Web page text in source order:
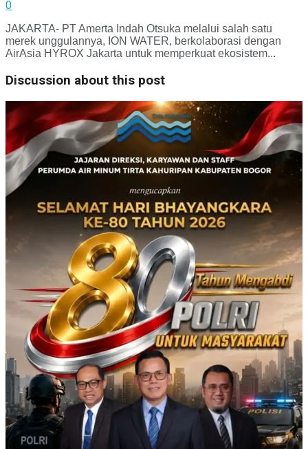
0
JAKARTA- PT Amerta Indah Otsuka melalui salah satu
merek unggulannya, ION WATER, berkolaborasi dengan
AirAsia HYROX Jakarta untuk memperkuat ekosistem...
Discussion about this post